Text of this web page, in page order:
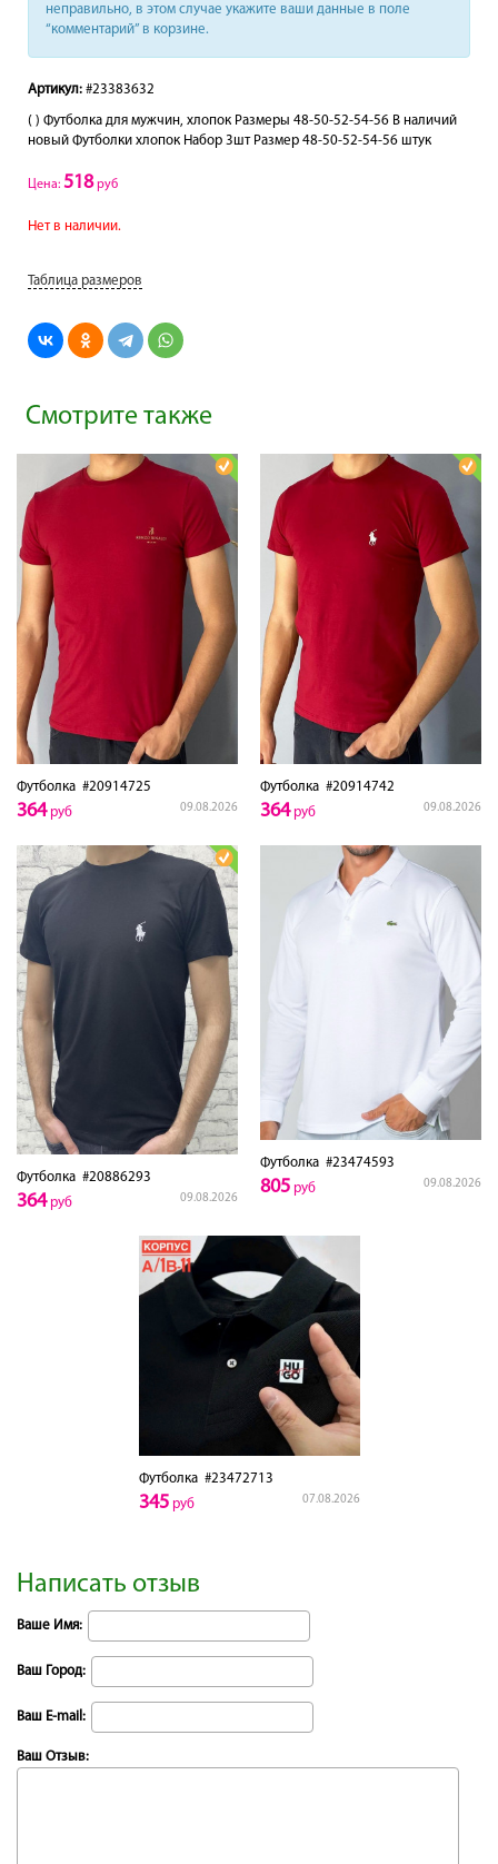
неправильно, в этом случае укажите ваши данные в поле
“комментарий” в корзине.
Артикул: #23383632
( ) Футболка для мужчин, хлопок Размеры 48-50-52-54-56 В наличий
новый Футболки хлопок Набор 3шт Размер 48-50-52-54-56 штук
Цена: 518руб
Нет в наличии.
Таблица размеров
Смотрите также
Футболка #20914725
09.08.2026
364руб
Футболка #20914742
09.08.2026
364руб
Футболка #20886293
09.08.2026
364руб
Футболка #23474593
09.08.2026
805 руб
Футболка#23472713
07.08.2026
345руб
Написать отзыв
Ваше Имя:
Ваш Город:
Ваш E-mail:
Ваш Отзыв: